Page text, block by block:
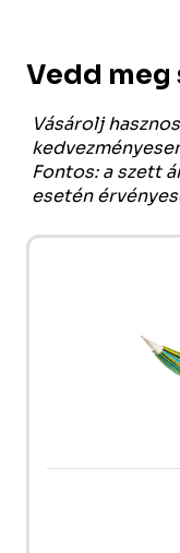
Vedd
Vásárolj
Fontos: a szett
esetén